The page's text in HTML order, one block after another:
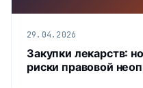
29.04.2026
Закупки лекарств:
риски правовой